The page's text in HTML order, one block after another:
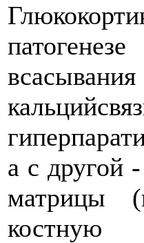
а с другой
матрицы
костную